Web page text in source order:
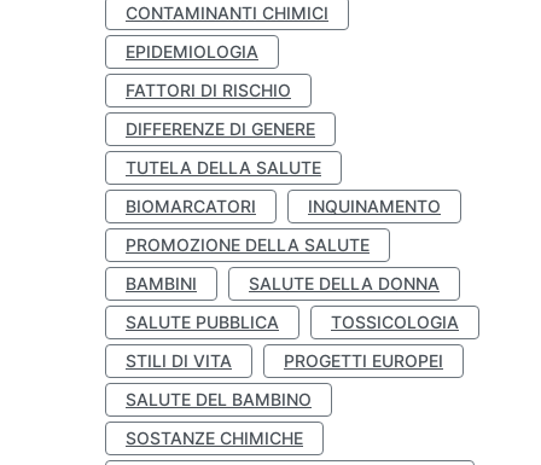
CONTAMINANTI CHIMICI
EPIDEMIOLOGIA
FATTORI DI RISCHIO
DIFFERENZE DI GENERE
TUTELA DELLA SALUTE
BIOMARCATORI
INQUINAMENTO
PROMOZIONE DELLA SALUTE
BAMBINI
SALUTE DELLA DONNA
SALUTE PUBBLICA
TOSSICOLOGIA
STILI DI VITA
PROGETTI EUROPEI
SALUTE DEL BAMBINO
SOSTANZE CHIMICHE